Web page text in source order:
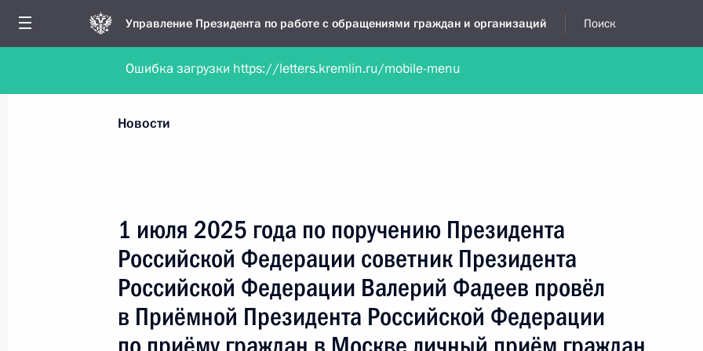
Управление Президента по работе с обращениями граждан и организаций Поиск
Обратиться в форме электронного документа Обратиться в устной форме
Все новости
Все руководители, регионы, города и темы
Новости
1 июля 2025 года по поручению Президента
Российской Федерации советник Президента
Российской Федерации Валерий Фадеев провёл
в Приёмной Президента Российской Федерации
Ошибка загрузки https://letters.kremlin.ru/mobile-menu